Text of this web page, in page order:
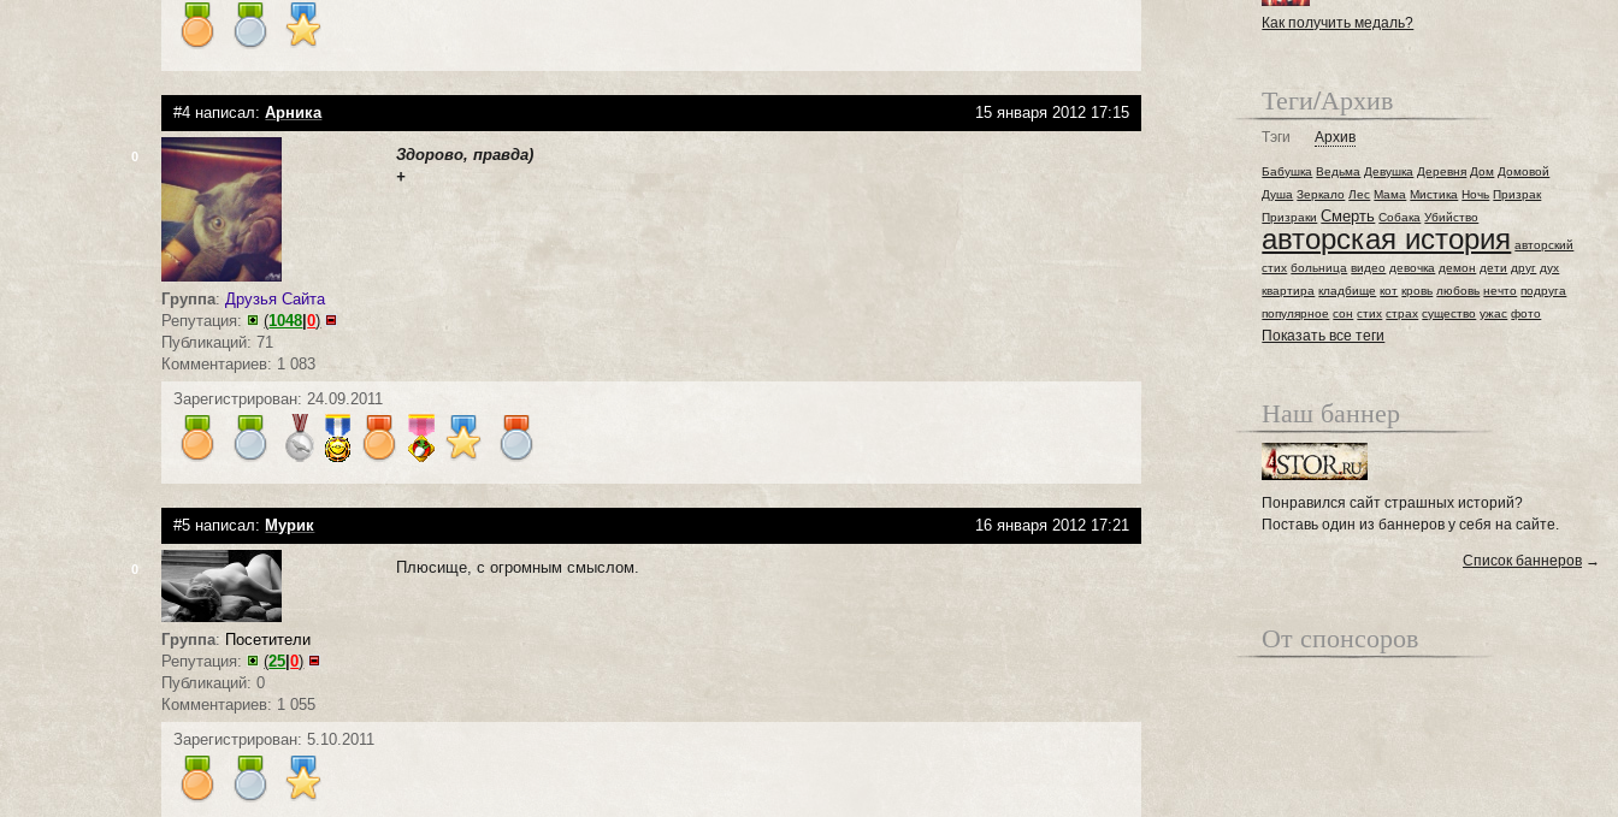
#4 написал:Арника 15 января 2012 17:15
0
Группа: Друзья Сайта
Репутация:
(1048|0)
Публикаций: 71
Комментариев: 1 083
Здорово, правда)
+
Зарегистрирован: 24.09.2011
#5 написал:Мурик 16 января 2012 17:21
0
Группа: Посетители
Репутация:
(25|0)
Публикаций: 0
Комментариев: 1 055
Плюсище, с огромным смыслом.
Зарегистрирован: 5.10.2011
Как получить медаль?
Теги/Архив
Тэги Архив
Бабушка Ведьма Девушка Деревня Дом Домовой
Душа Зеркало Лес Мама Мистика Ночь Призрак
Призраки Смерть Собака Убийство
авторская история авторский
стих больница видео девочка демон дети друг дух
квартира кладбище кот кровь любовь нечто подруга
популярное сон стих страх существо ужас фото
Показать все теги
Наш баннер
Понравился сайт страшных историй?
Поставь один из баннеров у себя на сайте.
Список баннеров →
От спонсоров